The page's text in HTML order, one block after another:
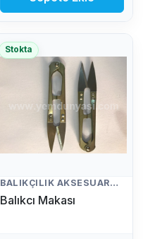
Stokta
BALIKÇILIK AKSESUARLARI
Balıkcı Makası